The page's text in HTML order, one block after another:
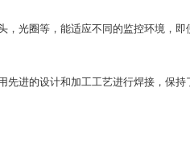
光圈等，能适应不同的监控环境，
进的设计和加工工艺进行焊接，保